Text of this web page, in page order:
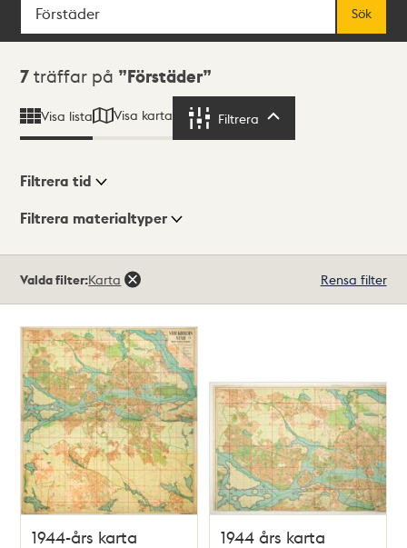
Sök
Sökresultat
7 träffar på Förstäder
Visa lista Visa karta Filtrera
Visningsläge
Filtrera tid
Filtrera materialtyper
träffar
Valda filter:Karta Rensa filter
1944-års karta
1944 års karta